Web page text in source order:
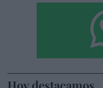
Hoy destacamos